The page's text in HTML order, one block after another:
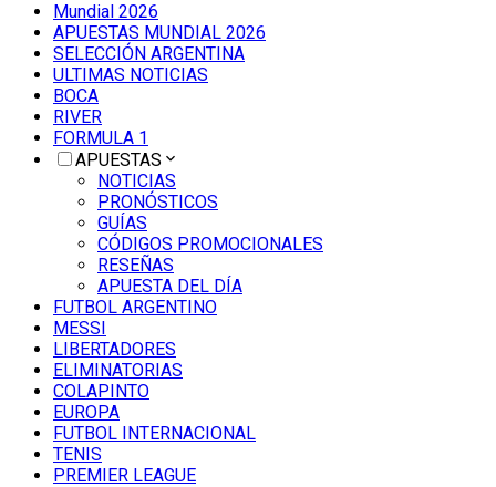
Mundial 2026
APUESTAS MUNDIAL 2026
SELECCIÓN ARGENTINA
ULTIMAS NOTICIAS
BOCA
RIVER
FORMULA 1
APUESTAS
NOTICIAS
PRONÓSTICOS
GUÍAS
CÓDIGOS PROMOCIONALES
RESEÑAS
APUESTA DEL DÍA
FUTBOL ARGENTINO
MESSI
LIBERTADORES
ELIMINATORIAS
COLAPINTO
EUROPA
FUTBOL INTERNACIONAL
TENIS
PREMIER LEAGUE